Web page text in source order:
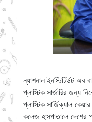
ন্যাশনাল ইনস্টিটিউট অব
প্লাস্টিক সার্জারির জন্য
প্লাস্টিক সার্জিক্যাল
কলেজ হাসপাতালে দেশের